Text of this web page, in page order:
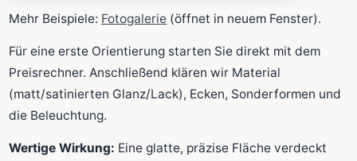
Mehr Beispiele: Fotogalerie (öffnet in neuem Fenster).
Für eine erste Orientierung starten Sie direkt mit dem
Preisrechner. Anschließend klären wir Material
(matt/satinierten Glanz/Lack), Ecken, Sonderformen und
die Beleuchtung.
Wertige Wirkung: Eine glatte, präzise Fläche verdeckt